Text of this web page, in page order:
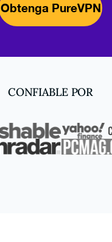
Obtenga PureVPN
CONFIABLE POR